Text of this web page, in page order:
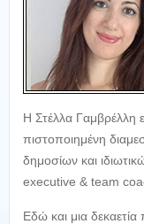
Η Στέλλα Γαμβρέλλη
πιστοποιημένη
δημοσίων και
executive & team
Εδώ και μια δεκαετία